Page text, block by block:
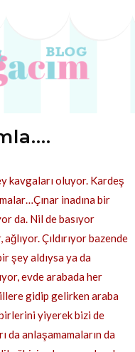
kavgaları oluyor. Kardeş
inadına bir
da. Nil de basıyor
Çıldırıyor bazende
şey aldıysa ya da
evde arabada her
gidip gelirken araba
yiyerek bizi de
da anlaşamamaların da